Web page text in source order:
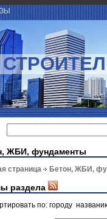
ЖБИ, фундаменты
страница Бетон, ЖБИ,
раздела
по: городу